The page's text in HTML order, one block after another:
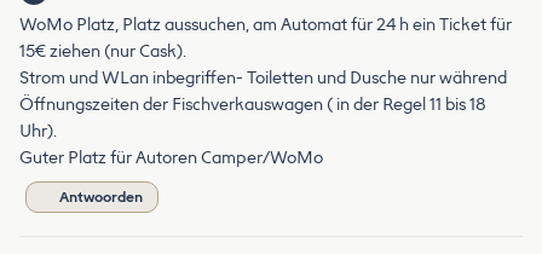
WoMo Platz, Platz aussuchen, am Automat für 24 h ein Ticket für
15€ ziehen (nur Cask).
Strom und WLan inbegriffen- Toiletten und Dusche nur während
Öffnungszeiten der Fischverkauswagen ( in der Regel 11 bis 18
Uhr).
Guter Platz für Autoren Camper/WoMo
Antwoorden